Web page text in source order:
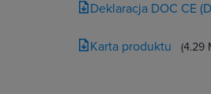
Deklaracja DOC CE
Karta produktu (4.29